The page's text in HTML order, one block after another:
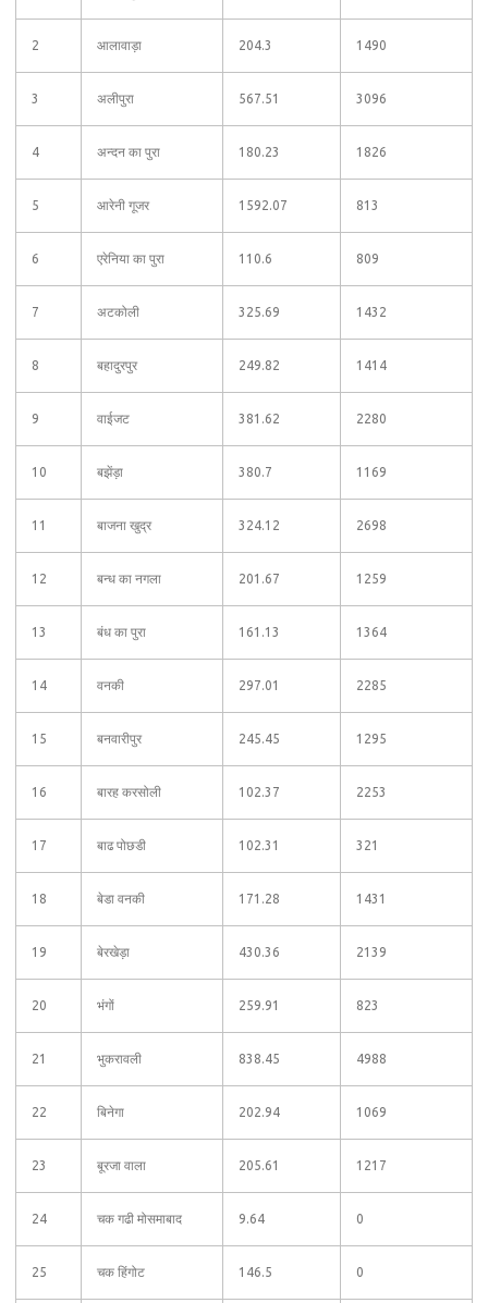
2 आलावाड़ा 204.3 1490
3 अलीपुरा 567.51 3096
4 अन्दन का पुरा 180.23 1826
5 आरेनी गूजर 1592.07 813
6 एरेनिया का पुरा 110.6 809
7 अटकोली 325.69 1432
8 बहादुरपुर 249.82 1414
9 वाईजट 381.62 2280
10 बझेंड़ा 380.7 1169
11 बाजना खुद्र 324.12 2698
12 बन्ध का नगला 201.67 1259
13 बंध का पुरा 161.13 1364
14 वनकी 297.01 2285
15 बनवारीपुर 245.45 1295
16 बारह करसोली 102.37 2253
17 बाढ पोछडी 102.31 321
18 बेडा वनकी 171.28 1431
19 बेरखेड़ा 430.36 2139
20 भंगों 259.91 823
21 भुकरावली 838.45 4988
22 बिनेगा 202.94 1069
23 बूरजा वाला 205.61 1217
24 चक गढी मोसमाबाद 9.64 0
25 चक हिंगोट 146.5 0